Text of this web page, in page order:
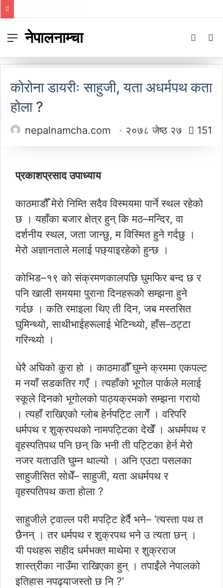
Menu
नेपालनाम्चा
Switch
कोरोना डायरीः साहुजी, यता अधर्मपथ कता
होला ?
nepalnamcha.com २०७८ जेष्ठ २७ 151
प्रकाशप्रसाद उपाध्याय
काठमाडौँ मेरो निम्ति सदैव विस्मयमा पार्ने स्थल रहेको
छ । यहाँका बजार क्षेत्र हुन् कि मठ–मन्दिर, वा
दर्शनीय स्थल, जता जान्छु, म विस्मित हुने गर्दछु ।
मेरो अज्ञानताले मलाई पछ्याइरहेको हुन्छ ।
कोभिड–१९ को संक्रमणकालपछि घुमफिर बन्द छ र
पनि खाली समयमा पुराना दिनहरूको सम्झना हुने
गर्दछ । कति रमाइला थिए ती दिन, जब मस्तसित
घुमिन्थ्यो, साथीभाईहरूलाई भेटिन्थ्यो, हाँस–ठट्टा
गरिन्थ्यो ।
धेरै अघिको कुरा हो । काठमाडौँ घुम्ने क्रममा एकपल्ट
म नयाँ सडकतिर गएँ । त्यहाँको भूगोल पार्कले मलाई
स्कूले दिनको भूगोलको पाठ्यक्रमको सम्झना गरायो
। त्यहाँ राखिएको ग्लोब हेर्नपट्टि लागेँ । वरिपरि
धर्मपथ र शुक्रपथको नामपट्टिका देखेँ । अधर्मपथ र
वृहस्पतिपथ पनि छन् कि भनी ती पट्टिका हेर्न मेरो
नजर यताउति घुम्न थाल्यो । अनि एउटा पसलका
साहुजीसित सोधेँ– साहुजी, यता अधर्मपथ र
वृहस्पतिपथ कता होला ?
साहुजीले ट्वाल्ल परी मपट्टि हेर्दै भने– ‘त्यस्ता पथ त
छैनन् । तर धर्मपथ र शुक्रपथ भने उ त्यता छन् ।
यी पथहरू सहीद धर्मभक्त माथेमा र शुक्रराज
शास्त्रीका नाउँमा राखिएका हुन् । तपाईंले नेपालको
इतिहास नपढ्याजस्तो छ नि ?’